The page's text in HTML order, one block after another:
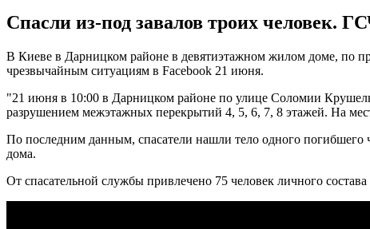
Спасли из-под завалов троих человек.
В Киеве в Дарницком районе в девятиэтажном жилом доме, по
чрезвычайным ситуациям в Facebook 21 июня.
"21 июня в 10:00 в Дарницком районе по улице Соломии
разрушением межэтажных перекрытий 4, 5, 6, 7, 8 этажей. На
По последним данным, спасатели нашли тело одного погибшего
дома.
От спасательной службы привлечено 75 человек личного